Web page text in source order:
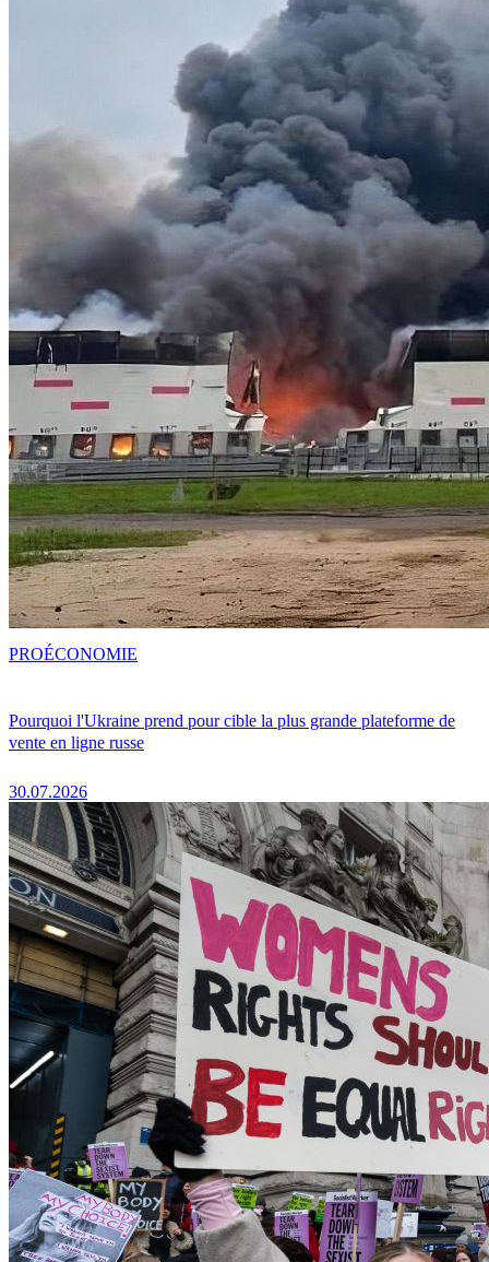
Pourquoi l'Ukraine prend pour cible la plus grande plateforme de
vente en ligne russe
30.07.2026
PROÉCONOMIE